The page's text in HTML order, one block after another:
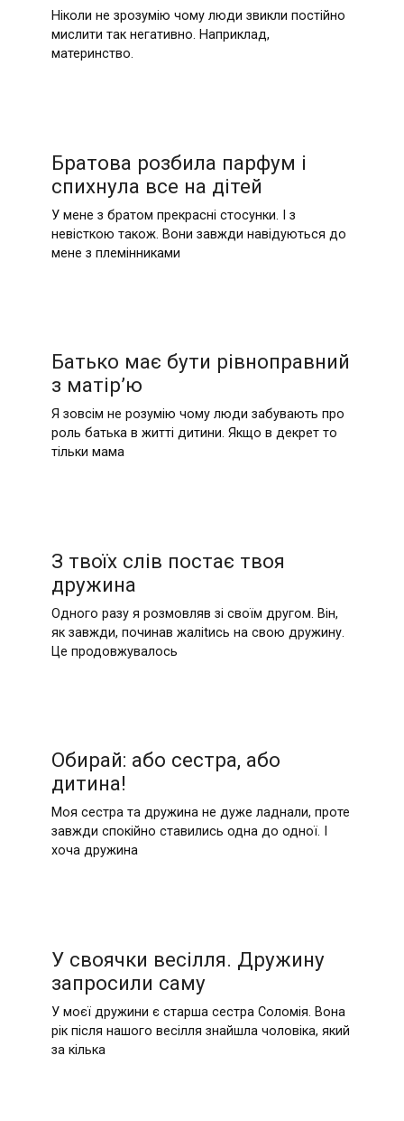
Ніколи не зрозумію чому люди звикли постійно
мислити так негативно. Наприклад,
материнство.
Братова розбила парфум і
спихнула все на дітей
У мене з братом прекрасні стосунки. І з
невісткою також. Вони завжди навідуються до
мене з племінниками
Батько має бути рівноправний
з матір’ю
Я зовсім не розумію чому люди забувають про
роль батька в житті дитини. Якщо в декрет то
тільки мама
З твоїх слів постає твоя
дружина
Одного разу я розмовляв зі своїм другом. Він,
як завжди, починав жаліtись на свою дружину.
Це продовжувалось
Обирай: або сестра, або
дитина!
Моя сестра та дружина не дуже ладнали, проте
завжди спокійно ставились одна до одної. І
хоча дружина
У своячки весілля. Дружину
запросили саму
У моєї дружини є старша сестра Соломія. Вона
рік після нашого весілля знайшла чоловіка, який
за кілька